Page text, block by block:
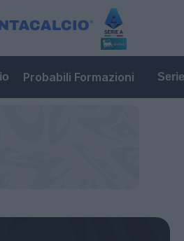
Probabili Formazioni